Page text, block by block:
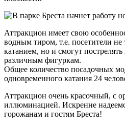
Аттракцион имеет свою
водным тиром, т.е. посетители не
катанием, но и смогут
различным фигуркам.
Общее количество посадочных
одновременного катания 24
Аттракцион очень красочный, с
иллюминацией. Искренне
горожанам и гостям Бреста!